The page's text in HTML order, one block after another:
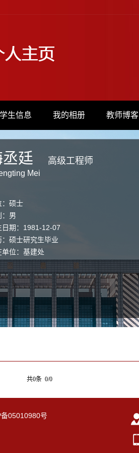
学生信息 我的相册 教师博客
丞廷
Mei
高级工程师
：硕士
：男
日期：1981-12-07
：硕士研究生毕业
单位：基建处
共0条 0/0
05010980号